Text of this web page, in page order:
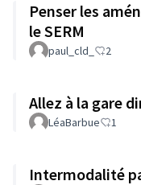
Penser les
le SERM
paul_cld_ 2
Allez à la gare
LéaBarbue 1
Intermodalité